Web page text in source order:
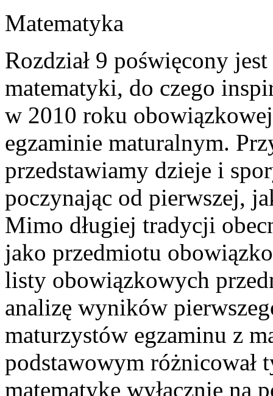
Matematyka
Rozdział 9 poświęcony
matematyki, do czego
w 2010 roku
egzaminie maturalnym.
przedstawiamy dzieje i
poczynając od pierwszej,
Mimo długiej tradycji
jako przedmiotu
listy obowiązkowych
analizę wyników
maturzystów egzaminu z
podstawowym
matematykę wyłącznie na